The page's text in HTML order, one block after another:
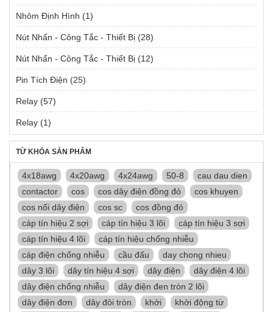
Nhôm Định Hình (1)
Nút Nhấn - Công Tắc - Thiết Bị (28)
Nút Nhấn - Công Tắc - Thiết Bị (12)
Pin Tích Điện (25)
Relay (57)
Relay (1)
TỪ KHÓA SẢN PHẨM
4x18awg 4x20awg 4x24awg 50-8
cau dau dien
contactor
cos cos dây điện đồng đỏ
cos khuyen
cos nối dây điện
cos sc
cos đồng đỏ
cáp tín hiệu 2 sợi
cáp tín hiệu 3 lõi
cáp tín hiệu 3 sợi
cáp tín hiệu 4 lõi
cáp tín hiệu chống nhiễu
cáp điện chống nhiễu
cầu đấu
day chong nhieu
dây 3 lõi
dây tín hiệu 4 sợi dây điện
dây điện 4 lõi
dây điện chống nhiễu
dây điện đen tròn 2 lõi
dây điện đơn
dây đôi tròn khởi
khởi động từ